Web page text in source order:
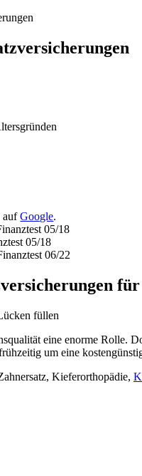
aufGoogle.
05/18
05/18
06/22
füllen
eine enorme Rolle.
um eine
Kieferorthopädie,